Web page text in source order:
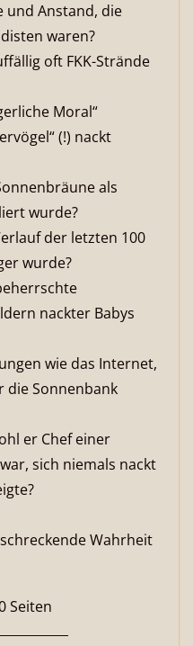
und Anstand, die
waren?
oft FKK-Strände
Moral“
(!) nackt
als
wurde?
der letzten 100
wurde?
nackter Babys
wie das Internet,
die Sonnenbank
er Chef einer
sich niemals nackt
Wahrheit
Seiten